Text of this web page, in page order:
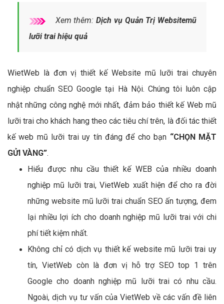
Xem thêm:Dịch vụ Quản Trị Websitemũ
lưỡi trai hiệu quả
WietWeb là đơn vị thiết kế Website mũ lưỡi trai chuyên
nghiệp chuẩn SEO Google tại Hà Nội. Chúng tôi luôn cập
nhật những công nghệ mới nhất, đảm bảo thiết kế Web mũ
lưỡi trai cho khách hang theo các tiêu chí trên, là đối tác thiết
kế web mũ lưỡi trai uy tín đáng để cho bạn “CHỌN MẶT
GỬI VÀNG”.
Hiểu được nhu cầu thiết kế WEB của nhiều doanh
nghiệp mũ lưỡi trai, VietWeb xuất hiện để cho ra đời
những website mũ lưỡi trai chuẩn SEO ấn tượng, đem
lại nhiều lợi ích cho doanh nghiệp mũ lưỡi trai với chi
phí tiết kiệm nhất.
Không chỉ có dịch vụ thiết kế website mũ lưỡi trai uy
tín, VietWeb còn là đơn vị hỗ trợ SEO top 1 trên
Google cho doanh nghiệp mũ lưỡi trai có nhu cầu.
Ngoài, dịch vụ tư vấn của VietWeb về các vấn đề liên